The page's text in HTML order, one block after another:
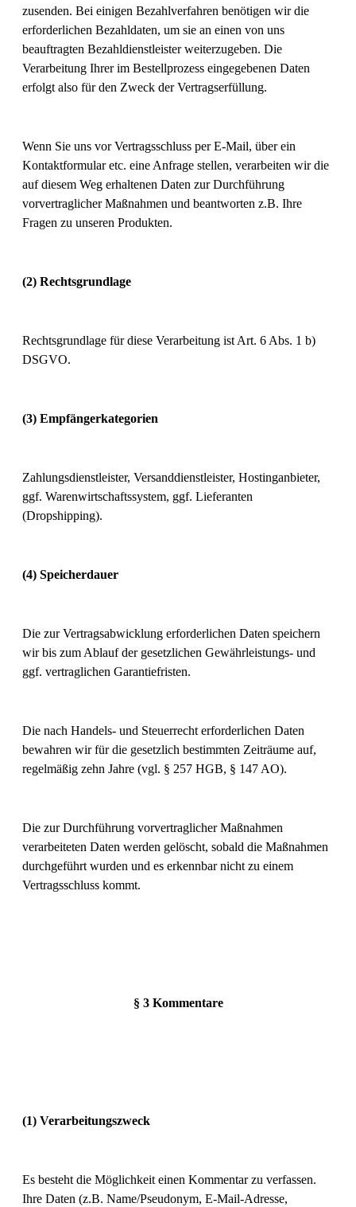
zusenden. Bei einigen Bezahlverfahren benötigen wir die
erforderlichen Bezahldaten, um sie an einen von uns
beauftragten Bezahldienstleister weiterzugeben. Die
Verarbeitung Ihrer im Bestellprozess eingegebenen Daten
erfolgt also für den Zweck der Vertragserfüllung.
Wenn Sie uns vor Vertragsschluss per E-Mail, über ein
Kontaktformular etc. eine Anfrage stellen, verarbeiten wir die
auf diesem Weg erhaltenen Daten zur Durchführung
vorvertraglicher Maßnahmen und beantworten z.B. Ihre
Fragen zu unseren Produkten.
(2) Rechtsgrundlage
Rechtsgrundlage für diese Verarbeitung ist Art. 6 Abs. 1 b)
DSGVO.
(3) Empfängerkategorien
Zahlungsdienstleister, Versanddienstleister, Hostinganbieter,
ggf. Warenwirtschaftssystem, ggf. Lieferanten
(Dropshipping).
(4) Speicherdauer
Die zur Vertragsabwicklung erforderlichen Daten speichern
wir bis zum Ablauf der gesetzlichen Gewährleistungs- und
ggf. vertraglichen Garantiefristen.
Die nach Handels- und Steuerrecht erforderlichen Daten
bewahren wir für die gesetzlich bestimmten Zeiträume auf,
regelmäßig zehn Jahre (vgl. § 257 HGB, § 147 AO).
Die zur Durchführung vorvertraglicher Maßnahmen
verarbeiteten Daten werden gelöscht, sobald die Maßnahmen
durchgeführt wurden und es erkennbar nicht zu einem
Vertragsschluss kommt.
§ 3 Kommentare
(1) Verarbeitungszweck
Es besteht die Möglichkeit einen Kommentar zu verfassen.
Ihre Daten (z.B. Name/Pseudonym, E-Mail-Adresse,